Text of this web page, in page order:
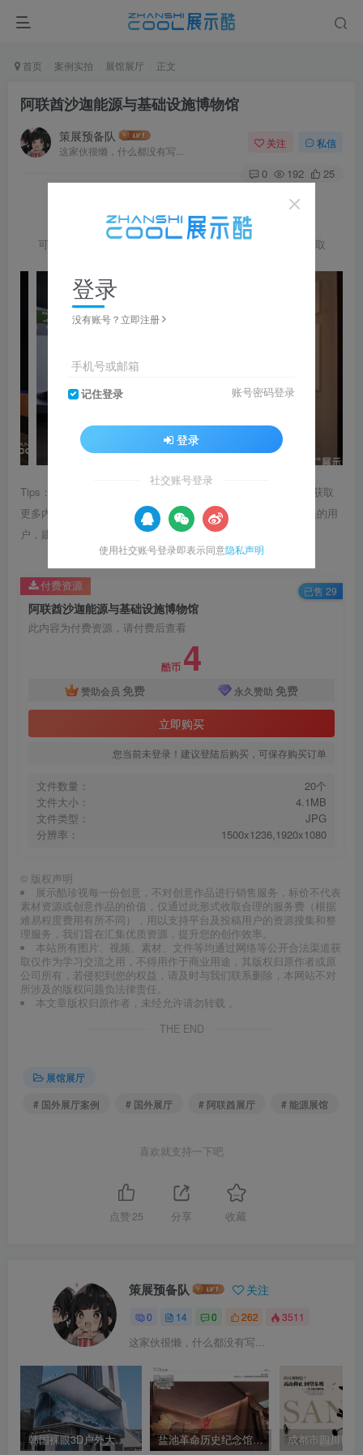
首页 案例实拍 展馆展厅 正文
阿联酋沙迦能源与基础设施博物馆
策展预备队
这家伙很懒，什么都没有写...
关注 私信
0 192 25
可点击 查看完整图片并左右滑动浏览，更多资料在下载区获取
Tips：1.内容图片或视频可能会有压缩，若文章提供下载服务，获取
更多内容（无展示酷水印）可在下方下载； 2.没有百度网盘会员的用
户，建议用123云盘可获得更快的下载速度。
阿联酋沙迦能源与基础设施博物馆
此内容为付费资源，请付费后查看
酷币 4
赞助会员 免费 永久赞助 免费
立即购买
您当前未登录！建议登陆后购买，可保存购买订单
文件数量：
20个
文件大小：
4.1MB
文件类型：
JPG
分辨率：
1500x1236,1920x1080
付费资源 已售 29
© 版权声明
展示酷珍视每一份创意，不对创意作品进行销售服务，标价不代表
素材资源或创意作品的价值，仅通过此形式收取合理的服务费（根据
难易程度费用有所不同），用以支持平台及投稿用户的资源搜集和整
理服务，我们旨在汇集优质资源，提升您的创作效率。
本站所有图片、视频、素材、文件等均通过网络等公开合法渠道获
取仅作为学习交流之用，不得用作于商业用途，其版权归原作者或原
公司所有，若侵犯到您的权益，请及时与我们联系删除，本网站不对
所涉及的版权问题负法律责任。
本文章版权归原作者，未经允许请勿转载 。
THE END
展馆展厅
# 国外展厅案例
# 国外展厅 # 阿联酋展厅 # 能源展馆
喜欢就支持一下吧
点赞 25 分享 收藏
策展预备队 关注
0 14 0 262 3511
这家伙很懒，什么都没有写...
韩国裸眼3D户外大屏演示动图｜5张｜GIF｜17.19M 盐池革命历史纪念馆展陈设计方案｜PDF｜100页｜59.34M
登录
没有账号？立即注册
手机号或邮箱
记住登录 账号密码登录
登录
社交账号登录
使用社交账号登录即表示同意隐私声明